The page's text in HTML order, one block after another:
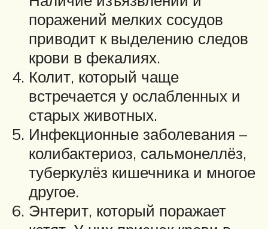
поражений мелких сосудов
приводит к выделению следов
крови в фекалиях.
Колит, который чаще
встречается у ослабленных и
старых животных.
Инфекционные заболевания –
колибактериоз, сальмонеллёз,
туберкулёз кишечника и многое
другое.
Энтерит, который поражает